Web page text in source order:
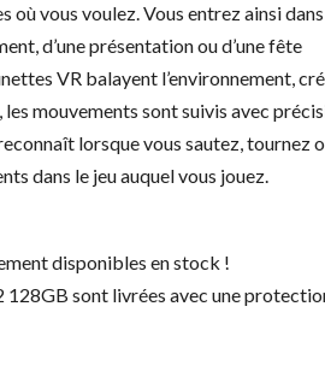
où vous voulez. Vous entrez ainsi
d’une présentation ou d’une fête
VR balayent l’environnement,
mouvements sont suivis avec
lorsque vous sautez, tournez
dans le jeu auquel vous jouez.
disponibles en stock !
128GB sont livrées avec une